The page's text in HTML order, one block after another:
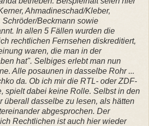
Ahmadineschad/Kleber,
Schröder/Beckmann sowie
In allen 5 Fällen wurden die
rechtlichen Fernsehen diskreditiert,
waren, die man in der
hat". Selbiges erlebt man nun
Alle posaunen in dasselbe Rohr ...
da. Ob ich mir die RTL- oder ZDF-
spielt dabei keine Rolle. Selbst in den
überall dasselbe zu lesen, als hätten
abgesprochen. Der
Rechtlichen ist auch hier wieder